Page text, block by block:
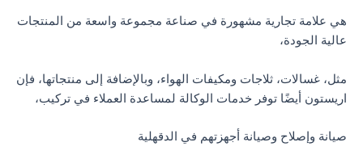
هي علامة تجارية مشهورة في صناعة مجموعة واسعة من المنتجات
عالية الجودة،
مثل، غسالات، ثلاجات ومكيفات الهواء، وبالإضافة إلى منتجاتها، فإن
اريستون أيضًا توفر خدمات الوكالة لمساعدة العملاء في تركيب،
صيانة وإصلاح وصيانة أجهزتهم في الدقهلية